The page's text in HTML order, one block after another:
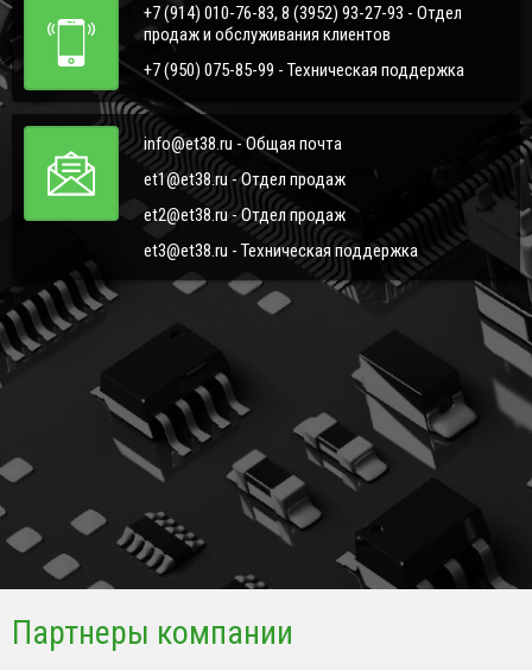
+7 (914) 010-76-83, 8 (3952) 93-27-93 - Отдел
продаж и обслуживания клиентов
+7 (950) 075-85-99 - Техническая поддержка
info@et38.ru - Общая почта
et1@et38.ru - Отдел продаж
et2@et38.ru - Отдел продаж
et3@et38.ru - Техническая поддержка
Партнеры компании